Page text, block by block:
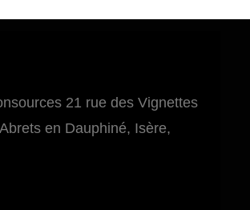
21 rue des Vignettes
en Dauphiné, Isère,